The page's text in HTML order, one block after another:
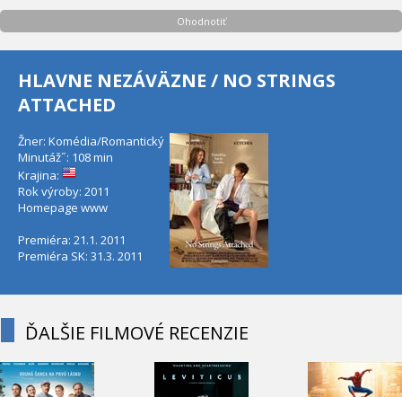
Ohodnotiť
HLAVNE NEZÁVÄZNE / NO STRINGS
ATTACHED
Žner: Komédia/Romantický
Minutáž˝: 108 min
Krajina:
Rok výroby: 2011
Homepage www
Premiéra: 21.1. 2011
Premiéra SK: 31.3. 2011
ĎALŠIE FILMOVÉ RECENZIE